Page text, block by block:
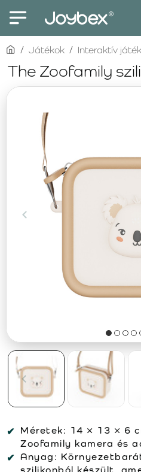
The Zoofamily
homeJátékok Interaktív
Méretek: 14 × 13 × 6
Zoofamily kamera és
Anyag: